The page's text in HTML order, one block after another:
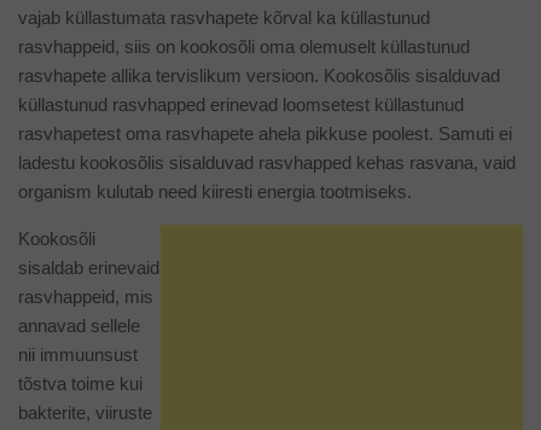
vajab küllastumata rasvhapete kõrval ka küllastunud
rasvhappeid, siis on kookosõli oma olemuselt küllastunud
rasvhapete allika tervislikum versioon. Kookosõlis sisalduvad
küllastunud rasvhapped erinevad loomsetest küllastunud
rasvhapetest oma rasvhapete ahela pikkuse poolest. Samuti ei
ladestu kookosõlis sisalduvad rasvhapped kehas rasvana, vaid
organism kulutab need kiiresti energia tootmiseks.
Kookosõli
sisaldab erinevaid
rasvhappeid, mis
annavad sellele
nii immuunsust
tõstva toime kui
bakterite, viiruste